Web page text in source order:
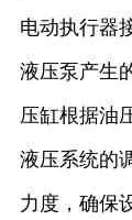
电动执行器
液压泵产生
压缸根据油
液压系统的
力度，确保